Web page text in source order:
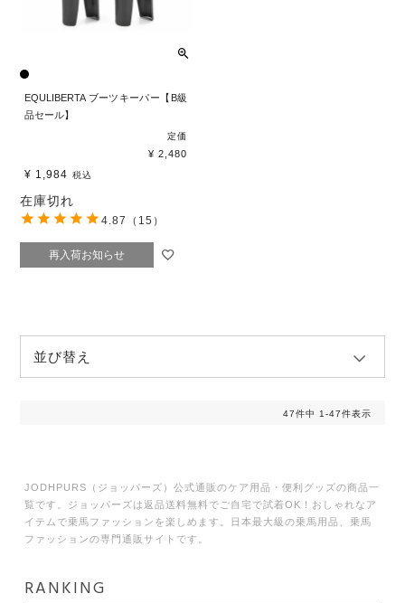
EQULIBERTA ブーツキーパー【B級
品セール】
定価
¥ 2,480
¥ 1,984 税込
在庫切れ
再入荷お知らせ
4.87 （15）
並び替え
47件中 1 -47件表示
JODHPURS（ジョッパーズ）公式通販のケア用品・便利グッズの商品一
覧です。ジョッパーズは返品送料無料でご自宅で試着OK！おしゃれなア
イテムで乗馬ファッションを楽しめます。日本最大級の乗馬用品、乗馬
ファッションの専門通販サイトです。
RANKING